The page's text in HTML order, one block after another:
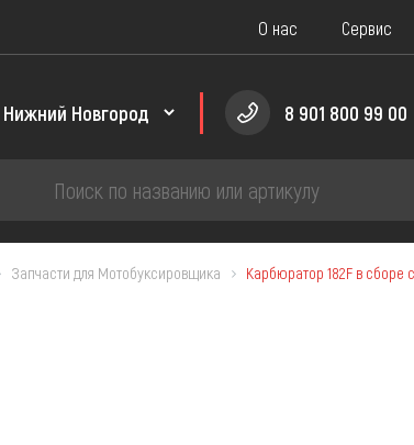
О нас Сервис
8 901 800 99 00
ЗАПЧАСТИ
Запчасти для Мотобуксировщика Карбюратор 182F в сборе